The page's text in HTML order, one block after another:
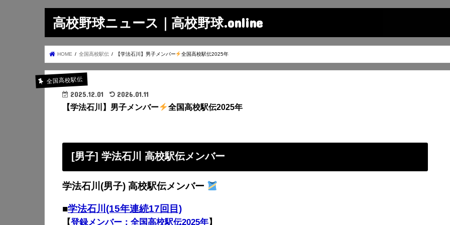
高校野球ニュース｜高校野球.online
HOME 全国高校駅伝 【学法石川】男子メンバー 全国高校駅伝2025年
全国高校駅伝
2025.12.01 2026.01.11
【学法石川】男子メンバー 全国高校駅伝2025年
[男子] 学法石川 高校駅伝メンバー
学法石川(男子) 高校駅伝メンバー
■学法石川(15年連続17回目)
【登録メンバー：全国高校駅伝2025年】